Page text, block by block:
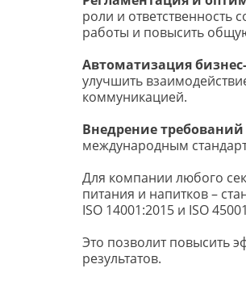
роли и ответственность
работы и повысить
Автоматизация
улучшить
коммуникацией.
Внедрение
международным
Для компании любого
питания и напитков –
ISO 14001:2015 и ISO
Это позволит повысить
результатов.